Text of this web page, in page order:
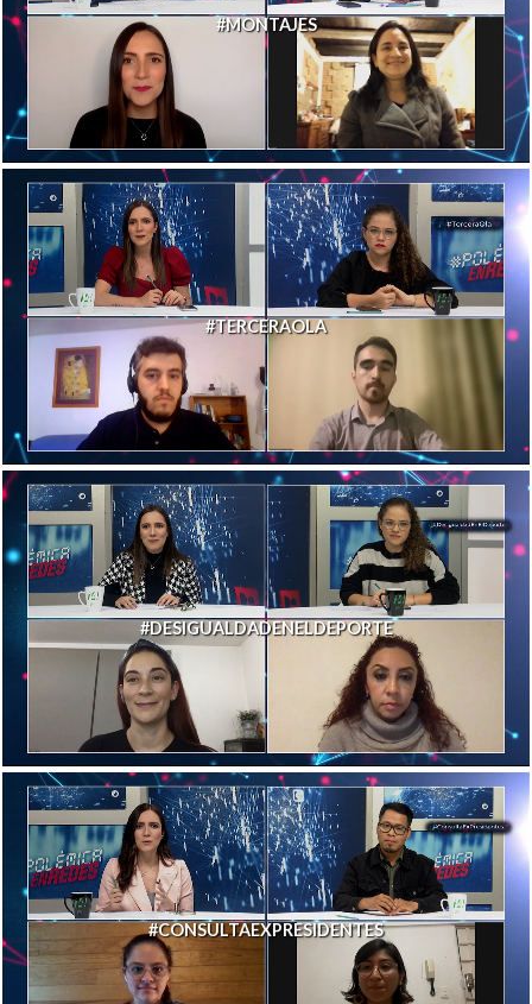
#MONTAJES
#TERCERAOLA
#DESIGUALDADENELDEPORTE
#CONSULTAEXPRESIDENTES